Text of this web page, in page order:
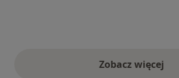
Zobacz więcej
opinie